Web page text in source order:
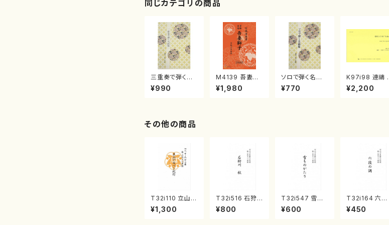
同じカテゴリの商品
三重奏で弾く名
曲集 クリスマ
スメドレー( 箏
¥990
M4139 吾妻獅
子《箏曲楽譜》
（箏/宮城道雄
¥1,980
ソロで弾く名曲
集 クリスマス・
イブ／恋人がサ
¥770
K97i98 連禱 :
2台ピアノのため
の（2 Pianos /
¥2,200
その他の商品
T32i110 立山ア
ルペン紀行（尺
八/初代 石垣征
¥1,300
T32i516 石狩
川 秋（尺八/唯是
震一/楽譜）都山
¥800
T32i547 雪も
のがたり（尺八/
沢井忠夫/楽譜）
¥600
T32i164 六段
の調（尺八/八橋
検校/楽譜）都山
¥450